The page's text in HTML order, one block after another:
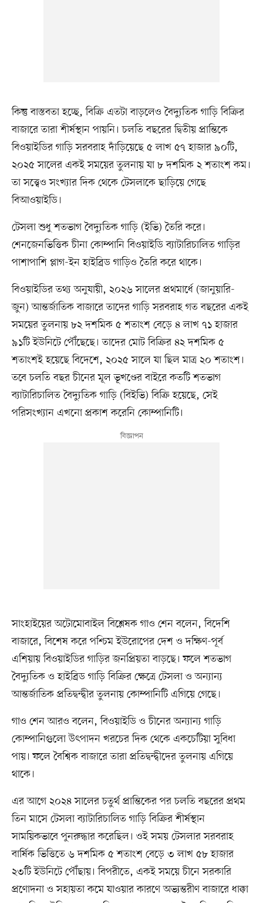
কিন্তু বাস্তবতা হচ্ছে, বিক্রি এতটা বাড়লেও বৈদ্যুতিক গাড়ি বিক্রির
বাজারে তারা শীর্ষস্থান পায়নি। চলতি বছরের দ্বিতীয় প্রান্তিকে
বিওয়াইডির গাড়ি সরবরাহ দাঁড়িয়েছে ৫ লাখ ৫৭ হাজার ৯০টি,
২০২৫ সালের একই সময়ের তুলনায় যা ৮ দশমিক ২ শতাংশ কম।
তা সত্ত্বেও সংখ্যার দিক থেকে টেসলাকে ছাড়িয়ে গেছে
বিআওয়াইডি।
টেসলা শুধু শতভাগ বৈদ্যুতিক গাড়ি (ইভি) তৈরি করে।
শেনজেনভিত্তিক চীনা কোম্পানি বিওয়াইডি ব্যাটারিচালিত গাড়ির
পাশাপাশি প্লাগ-ইন হাইব্রিড গাড়িও তৈরি করে থাকে।
বিওয়াইডির তথ্য অনুযায়ী, ২০২৬ সালের প্রথমার্ধে (জানুয়ারি-
জুন) আন্তর্জাতিক বাজারে তাদের গাড়ি সরবরাহ গত বছরের একই
সময়ের তুলনায় ৮২ দশমিক ৫ শতাংশ বেড়ে ৪ লাখ ৭১ হাজার
৯১টি ইউনিটে পৌঁছেছে। তাদের মোট বিক্রির ৪২ দশমিক ৫
শতাংশই হয়েছে বিদেশে, ২০২৫ সালে যা ছিল মাত্র ২০ শতাংশ।
তবে চলতি বছর চীনের মূল ভূখণ্ডের বাইরে কতটি শতভাগ
ব্যাটারিচালিত বৈদ্যুতিক গাড়ি (বিইভি) বিক্রি হয়েছে, সেই
পরিসংখ্যান এখনো প্রকাশ করেনি কোম্পানিটি।
সাংহাইয়ের অটোমোবাইল বিশ্লেষক গাও শেন বলেন, বিদেশি
বাজারে, বিশেষ করে পশ্চিম ইউরোপের দেশ ও দক্ষিণ-পূর্ব
এশিয়ায় বিওয়াইডির গাড়ির জনপ্রিয়তা বাড়ছে। ফলে শতভাগ
বৈদ্যুতিক ও হাইব্রিড গাড়ি বিক্রির ক্ষেত্রে টেসলা ও অন্যান্য
আন্তর্জাতিক প্রতিদ্বন্দ্বীর তুলনায় কোম্পানিটি এগিয়ে গেছে।
গাও শেন আরও বলেন, বিওয়াইডি ও চীনের অন্যান্য গাড়ি
কোম্পানিগুলো উৎপাদন খরচের দিক থেকে একচেটিয়া সুবিধা
পায়। ফলে বৈশ্বিক বাজারে তারা প্রতিদ্বন্দ্বীদের তুলনায় এগিয়ে
থাকে।
এর আগে ২০২৪ সালের চতুর্থ প্রান্তিকের পর চলতি বছরের প্রথম
তিন মাসে টেসলা ব্যাটারিচালিত গাড়ি বিক্রির শীর্ষস্থান
সাময়িকভাবে পুনরুদ্ধার করেছিল। ওই সময় টেসলার সরবরাহ
বার্ষিক ভিত্তিতে ৬ দশমিক ৫ শতাংশ বেড়ে ৩ লাখ ৫৮ হাজার
২৩টি ইউনিটে পৌঁছায়। বিপরীতে, একই সময়ে চীনে সরকারি
প্রণোদনা ও সহায়তা কমে যাওয়ার কারণে অভ্যন্তরীণ বাজারে ধাক্কা